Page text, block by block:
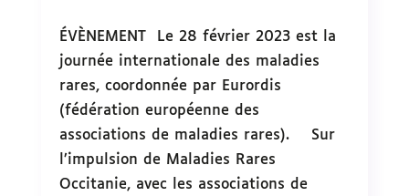
ÉVÈNEMENT Le 28 février 2023 est la
journée internationale des maladies
rares, coordonnée par Eurordis
(fédération européenne des
associations de maladies rares). Sur
l’impulsion de Maladies Rares
Occitanie, avec les associations de